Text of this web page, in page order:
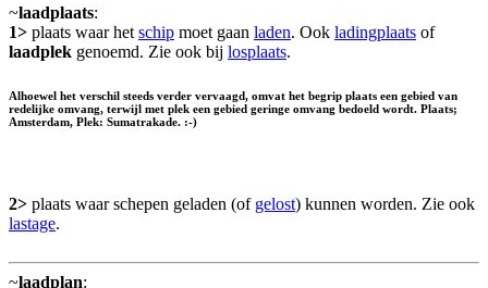
~laadplaats:
1> plaats waar het schip moet gaan laden. Ook ladingplaats of
laadplek genoemd. Zie ook bij losplaats.
Alhoewel het verschil steeds verder vervaagd, omvat het begrip plaats een gebied van
redelijke omvang, terwijl met plek een gebied geringe omvang bedoeld wordt. Plaats;
Amsterdam, Plek: Sumatrakade. :-)
2> plaats waar schepen geladen (of gelost) kunnen worden. Zie ook
lastage.
~laadplan: